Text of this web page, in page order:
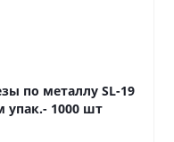
по металлу SL-19
упак.- 1000 шт